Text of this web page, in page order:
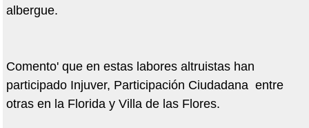
albergue.
Comento' que en estas labores altruistas han
participado Injuver, Participación Ciudadana entre
otras en la Florida y Villa de las Flores.